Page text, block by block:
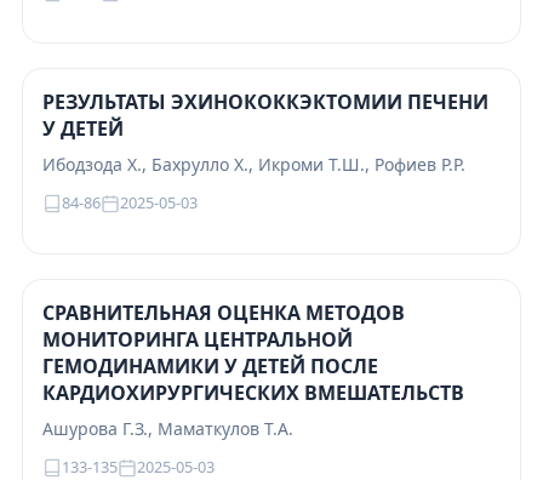
РЕЗУЛЬТАТЫ ЭХИНОКОККЭКТОМИИ ПЕЧЕНИ
У ДЕТЕЙ
Ибодзода Х., Бахрулло Х., Икроми Т.Ш., Рофиев Р.Р.
84-86 2025-05-03
СРАВНИТЕЛЬНАЯ ОЦЕНКА МЕТОДОВ
МОНИТОРИНГА ЦЕНТРАЛЬНОЙ
ГЕМОДИНАМИКИ У ДЕТЕЙ ПОСЛЕ
КАРДИОХИРУРГИЧЕСКИХ ВМЕШАТЕЛЬСТВ
Ашурова Г.З., Маматкулов Т.А.
133-135 2025-05-03